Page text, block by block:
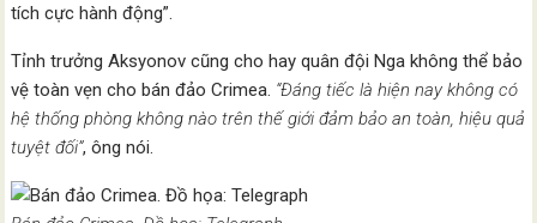
tích cực hành động”.
Tỉnh trưởng Aksyonov cũng cho hay quân đội Nga không thể bảo
vệ toàn vẹn cho bán đảo Crimea. “Đáng tiếc là hiện nay không có
hệ thống phòng không nào trên thế giới đảm bảo an toàn, hiệu quả
tuyệt đối”, ông nói.